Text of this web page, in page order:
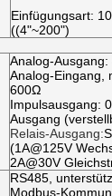
Einfügungsart:
((4"~200")
Analog-Ausgang:
Analog-Eingang,
600Ω
Impulsausgang:
Ausgang
Relais-Ausgang:
(1A@125V
2A@30V
RS485,
Modbus-